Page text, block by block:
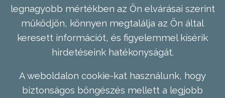
legnagyobb mértékben az Ön elvárásai szerint
működjön, könnyen megtalálja az Ön által
keresett információt, és figyelemmel kísérik
hirdetéseink hatékonyságát.
A weboldalon cookie-kat használunk, hogy
biztonságos böngészés mellett a legjobb